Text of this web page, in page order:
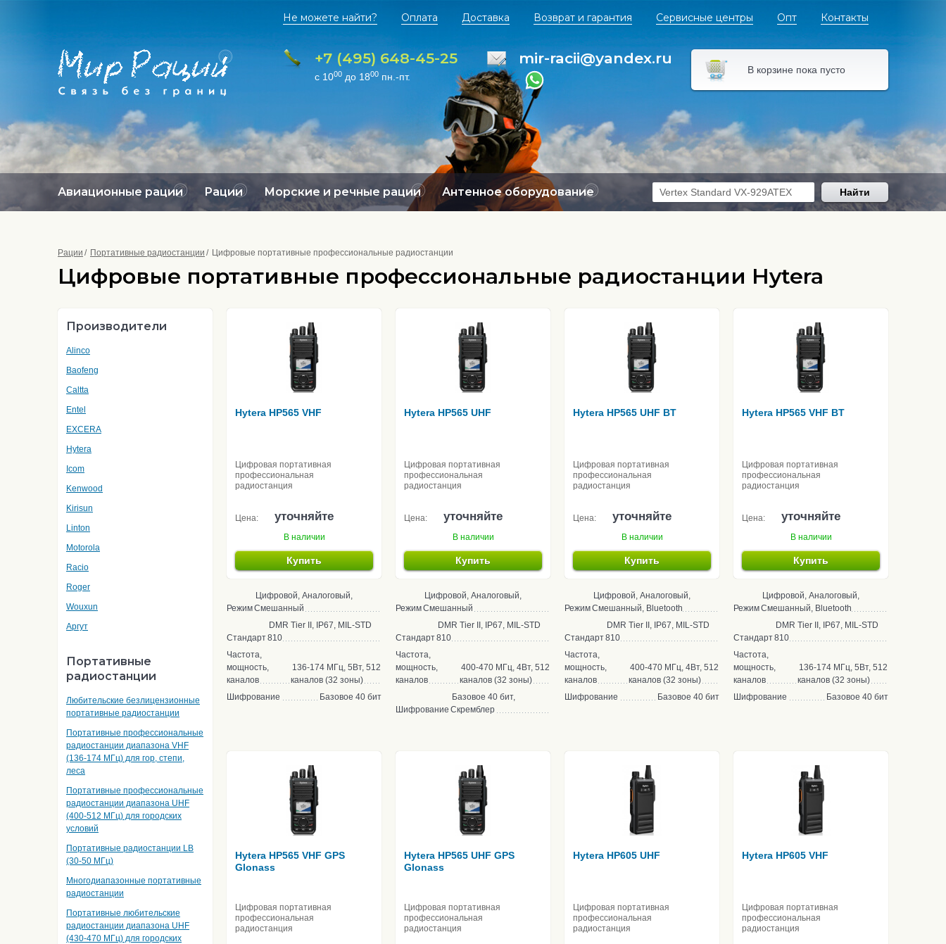
Не можете найти? Оплата Доставка Возврат и гарантия Сервисные центры Опт Контакты
+7 (495) 648-45-25
с 1000 до 1800 пн.-пт.
mir-racii@yandex.ru
В корзине пока пусто
Авиационные рации Рации Морские и речные рации Антенное оборудование Найти
Рации Портативные радиостанции Цифровые портативные профессиональные радиостанции
Цифровые портативные профессиональные радиостанции Hytera
Производители
Alinco
Baofeng
Caltta
Entel
EXCERA
Hytera
Icom
Kenwood
Kirisun
Linton
Motorola
Racio
Roger
Wouxun
Аргут
Портативные
радиостанции
Любительские безлицензионные
портативные радиостанции
Портативные профессиональные
радиостанции диапазона VHF
(136-174 МГц) для гор, степи,
леса
Портативные профессиональные
радиостанции диапазона UHF
(400-512 МГц) для городских
условий
Портативные радиостанции LB
(30-50 МГц)
Многодиапазонные портативные
радиостанции
Портативные любительские
радиостанции диапазона UHF
(430-470 МГц) для городских
Hytera HP565 VHF
Цифровая портативная
профессиональная
радиостанция
Цена: уточняйте
В наличии
Купить
Режим
Цифровой, Аналоговый,
Смешанный
Стандарт
DMR Tier II, IP67, MIL-STD
810
Частота,
мощность,
каналов
136-174 МГц, 5Вт, 512
каналов (32 зоны)
Шифрование
Базовое 40 бит
Hytera HP565 UHF
Цифровая портативная
профессиональная
радиостанция
Цена: уточняйте
В наличии
Купить
Режим
Цифровой, Аналоговый,
Смешанный
Стандарт
DMR Tier II, IP67, MIL-STD
810
Частота,
мощность,
каналов
400-470 МГц, 4Вт, 512
каналов (32 зоны)
Шифрование
Базовое 40 бит,
Скремблер
Hytera HP565 UHF BT
Цифровая портативная
профессиональная
радиостанция
Цена: уточняйте
В наличии
Купить
Режим
Цифровой, Аналоговый,
Смешанный, Bluetooth
Стандарт
DMR Tier II, IP67, MIL-STD
810
Частота,
мощность,
каналов
400-470 МГц, 4Вт, 512
каналов (32 зоны)
Шифрование
Базовое 40 бит
Hytera HP565 VHF BT
Цифровая портативная
профессиональная
радиостанция
Цена: уточняйте
В наличии
Купить
Режим
Цифровой, Аналоговый,
Смешанный, Bluetooth
Стандарт
DMR Tier II, IP67, MIL-STD
810
Частота,
мощность,
каналов
136-174 МГц, 5Вт, 512
каналов (32 зоны)
Шифрование
Базовое 40 бит
Hytera HP565 VHF GPS
Glonass
Цифровая портативная
профессиональная
радиостанция
Hytera HP565 UHF GPS
Glonass
Цифровая портативная
профессиональная
радиостанция
Hytera HP605 UHF
Цифровая портативная
профессиональная
радиостанция
Hytera HP605 VHF
Цифровая портативная
профессиональная
радиостанция